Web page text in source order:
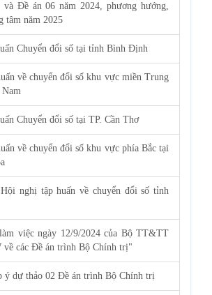
và Đề án 06 năm 2024, phương hướng,
tâm năm 2025
Chuyển đổi số tại tỉnh Bình Định
về chuyển đổi số khu vực miền Trung
Chuyển đổi số tại TP. Cần Thơ
về chuyển đổi số khu vực phía Bắc tại
nghị tập huấn về chuyển đổi số tỉnh
việc ngày 12/9/2024 của Bộ TT&TT
về các Đề án trình Bộ Chính trị"
ý dự thảo 02 Đề án trình Bộ Chính trị